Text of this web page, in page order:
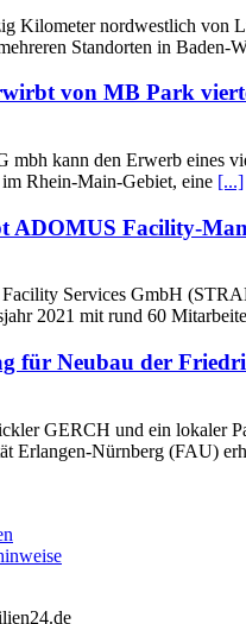
Kilometer nordwestlich von
Standorten in Baden-
von MB Park
mbh kann den Erwerb eines
Rhein-Main-Gebiet, eine [...]
ADOMUS Facility-
Services GmbH
2021 mit rund 60
für Neubau der
GERCH und ein lokaler
Erlangen-Nürnberg (FAU)